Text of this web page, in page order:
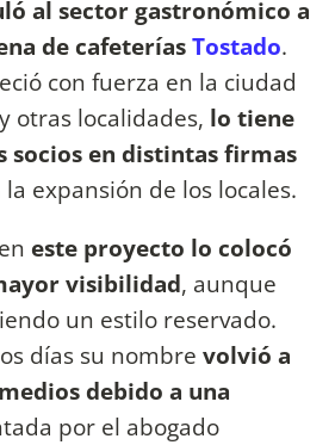
al sector gastronómico a
de cafeteríasTostado.
con fuerza en la ciudad
otras localidades, lo tiene
socios en distintas firmas
expansión de los locales.
este proyecto lo colocó
visibilidad, aunque
un estilo reservado.
días su nombre volvió a
debido a una
por el abogado